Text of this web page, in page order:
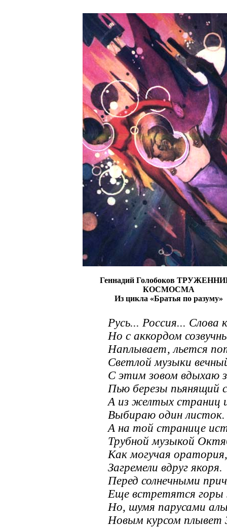
Геннадий Голобоков
КОСМОСМА
Из цикла «Братья по разуму»
Русь... Россия... Слова
Но с аккордом
Наплывает, льется
Светлой музыки
С этим зовом вдыхаю
Пью березы пьянящий
А из желтых страниц
Выбираю один листок.
А на той странице
Трубной музыкой
Как могучая оратория,
Загремели вдруг якоря.
Перед солнечными
Еще встретятся горы
Но, шумя парусами
Новым курсом плывет